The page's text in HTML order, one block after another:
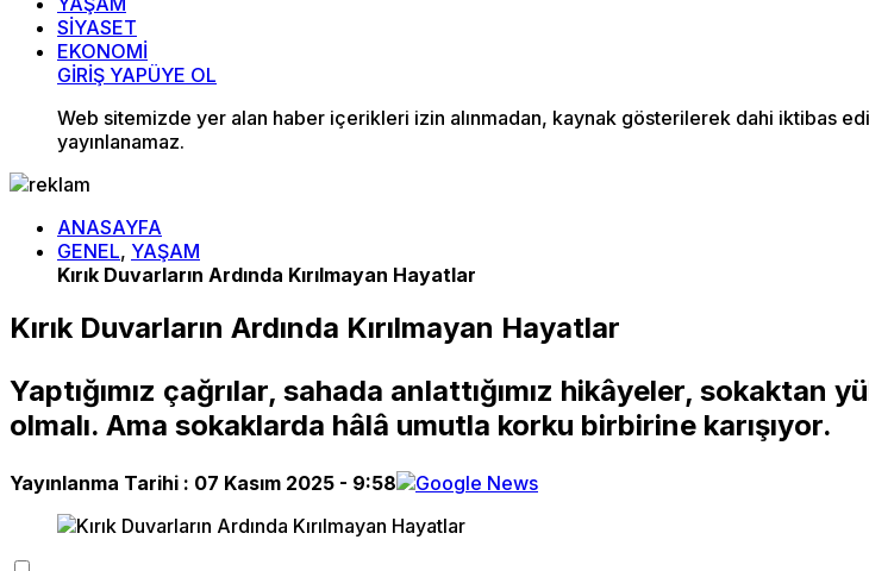
SİYASET
EKONOMİ
GİRİŞ YAPÜYE OL
Web sitemizde yer alan haber içerikleri izin alınmadan, kaynak gösterilerek dahi iktibas
yayınlanamaz.
ANASAYFA
GENEL, YAŞAM
Kırık Duvarların Ardında Kırılmayan Hayatlar
Kırık Duvarların Ardında Kırılmayan Hayatlar
Yaptığımız çağrılar, sahada anlattığımız hikâyeler, sokaktan
olmalı. Ama sokaklarda hâlâ umutla korku birbirine karışıyor.
Yayınlanma Tarihi : 07 Kasım 2025 - 9:58